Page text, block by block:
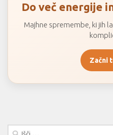
Do več energije
Majhne spremembe, ki jih
Začni
Išči: